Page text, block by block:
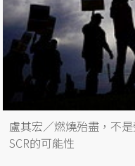
盧其宏／燃燒殆盡，不
SCR的可能性